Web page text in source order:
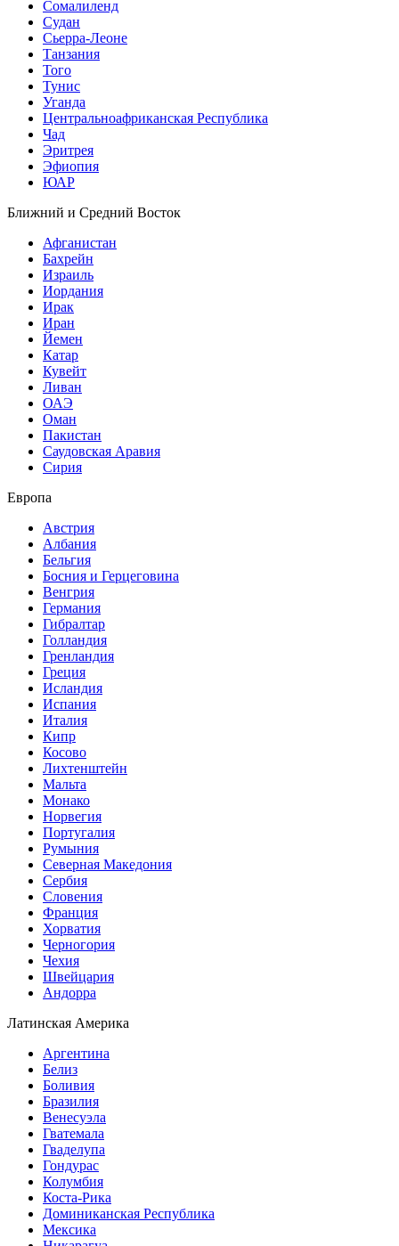
Сомалиленд
Судан
Сьерра-Леоне
Танзания
Того
Тунис
Уганда
Центральноафриканская Республика
Чад
Эритрея
Эфиопия
ЮАР
Ближний и Средний Восток
Афганистан
Бахрейн
Израиль
Иордания
Ирак
Иран
Йемен
Катар
Кувейт
Ливан
ОАЭ
Оман
Пакистан
Саудовская Аравия
Сирия
Европа
Австрия
Албания
Бельгия
Босния и Герцеговина
Венгрия
Германия
Гибралтар
Голландия
Гренландия
Греция
Исландия
Испания
Италия
Кипр
Косово
Лихтенштейн
Мальта
Монако
Норвегия
Португалия
Румыния
Северная Македония
Сербия
Словения
Франция
Хорватия
Черногория
Чехия
Швейцария
Андорра
Латинская Америка
Аргентина
Белиз
Боливия
Бразилия
Венесуэла
Гватемала
Гваделупа
Гондурас
Колумбия
Коста-Рика
Доминиканская Республика
Мексика